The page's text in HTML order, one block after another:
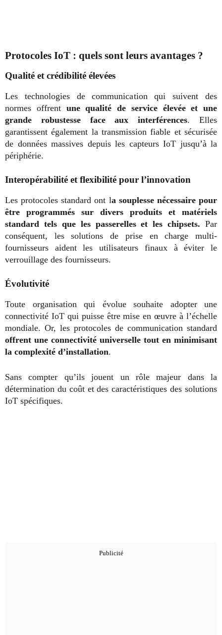
Protocoles IoT : quels sont leurs avantages ?
Qualité et crédibilité élevées
Les technologies de communication qui suivent des
normes offrent une qualité de service élevée et une
grande robustesse face aux interférences. Elles
garantissent également la transmission fiable et sécurisée
de données massives depuis les capteurs IoT jusqu’à la
périphérie.
Interopérabilité et flexibilité pour l’innovation
Les protocoles standard ont la souplesse nécessaire pour
être programmés sur divers produits et matériels
standard tels que les passerelles et les chipsets. Par
conséquent, les solutions de prise en charge multi-
fournisseurs aident les utilisateurs finaux à éviter le
verrouillage des fournisseurs.
Évolutivité
Toute organisation qui évolue souhaite adopter une
connectivité IoT qui puisse être mise en œuvre à l’échelle
mondiale. Or, les protocoles de communication standard
offrent une connectivité universelle tout en minimisant
la complexité d’installation.
Sans compter qu’ils jouent un rôle majeur dans la
détermination du coût et des caractéristiques des solutions
IoT spécifiques.